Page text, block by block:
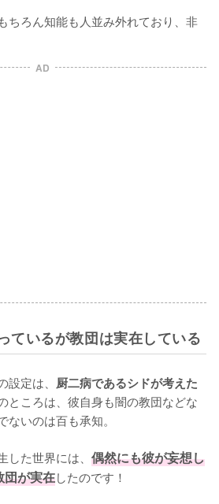
ちろん知能も人並み外れており、非
AD
ているが教団は実在している
定は、 厨二病であるシドが考えた
ところは、彼自身も闇の教団などな
ないのは百も承知。
た世界には、 偶然にも彼が妄想し
団が実在したのです！